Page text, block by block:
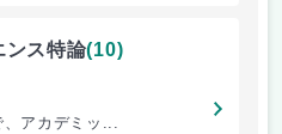
ンス特論(10)
、アカデミッ...